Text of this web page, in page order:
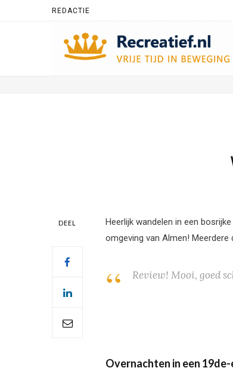
REDACTIE
DEEL Heerlijk wandelen in een
omgeving van Almen!
Review! Mooi, goed
Overnachten in een